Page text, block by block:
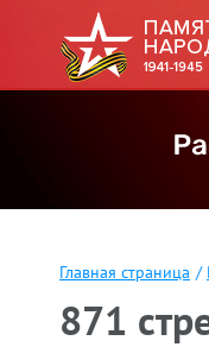
Главная страница /
871